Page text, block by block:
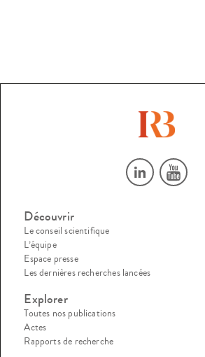
Découvrir
Le conseil scientifique
L’équipe
Espace presse
Les dernières recherches lancées
Explorer
Toutes nos publications
Actes
Rapports de recherche